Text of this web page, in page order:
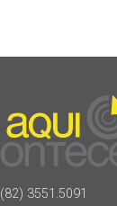
(82) 3551.5091